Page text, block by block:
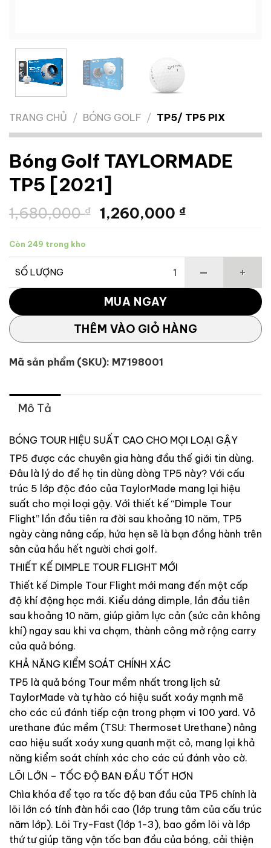
TRANG CHỦ / BÓNG GOLF / TP5/ TP5 PIX
Bóng Golf TAYLORMADE
TP5 [2021]
1,680,000₫
Giá
1,680,000 ₫.
1,260,000 ₫Giá
là:
1,260,000
Còn 249 trong kho
SỐ LƯỢNG
Bóng Golf TAYLORMADE TP5 [2021] số lượng
THÊM VÀO GIỎ HÀNG
MUA NGAY
Mã sản phẩm (SKU): M7198001
Mô Tả
BÓNG TOUR HIỆU SUẤT CAO CHO MỌI LOẠI GẬY
TP5 được các chuyên gia hàng đầu thế giới tin dùng.
Đâu là lý do để họ tin dùng dòng TP5 này? Với cấu
trúc 5 lớp độc đáo của TaylorMade mang lại hiệu
suất cho mọi loại gậy. Với thiết kế “Dimple Tour
Flight” lần đầu tiên ra đời sau khoảng 10 năm, TP5
ngày càng nâng cấp, hứa hẹn sẽ là bạn đồng hành trên
sân của hầu hết người chơi golf.
THIẾT KẾ DIMPLE TOUR FLIGHT MỚI
Thiết kế Dimple Tour Flight mới mang đến một cấp
độ khí động học mới. Kiểu dáng dimple, lần đầu tiên
sau khoảng 10 năm, giúp giảm lực cản (sức cản không
khí) ngay sau khi va chạm, thành công mở rộng carry
của quả bóng.
KHẢ NĂNG KIỂM SOÁT CHÍNH XÁC
TP5 là quả bóng Tour mềm nhất trong lịch sử
TaylorMade và tự hào có hiệu suất xoáy mạnh mẽ
cho các cú đánh tiếp cận trong phạm vi 100 yard. Vỏ
urethane đúc mềm (TSU: Thermoset Urethane) nâng
cao hiệu suất xoáy xung quanh mặt cỏ, mang lại khả
năng kiểm soát chính xác cho các cú đánh vào cờ.
LÕI LỚN – TỐC ĐỘ BAN ĐẦU TỐT HƠN
Chìa khóa để tạo ra tốc độ ban đầu của TP5 chính là
lõi lớn có tính đàn hồi cao (lớp trung tâm của cấu trúc
năm lớp). Lõi Try-Fast (lớp 1-3), bao gồm lõi và lớp
thứ tư giúp tăng vận tốc ban đầu của bóng, cải thiện